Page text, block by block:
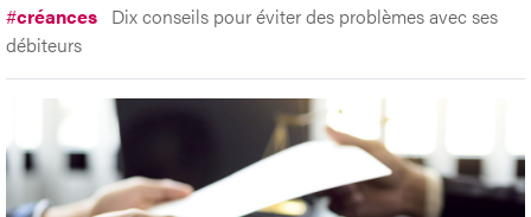
#créances Dix conseils pour éviter des problèmes avec ses
débiteurs